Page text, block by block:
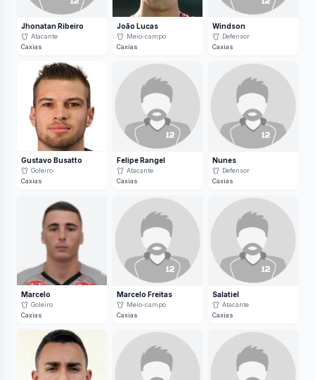
Jhonatan Ribeiro
Atacante
Caxias
João Lucas
Meio-campo
Caxias
Windson
Defensor
Caxias
Gustavo Busatto
Goleiro
Caxias
Felipe Rangel
Atacante
Caxias
Nunes
Defensor
Caxias
Marcelo
Goleiro
Caxias
Marcelo Freitas
Meio-campo
Caxias
Salatiel
Atacante
Caxias